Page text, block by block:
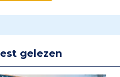
gelezen